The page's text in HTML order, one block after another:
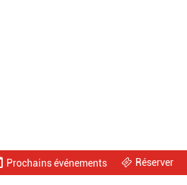
Réserver
Prochains événements